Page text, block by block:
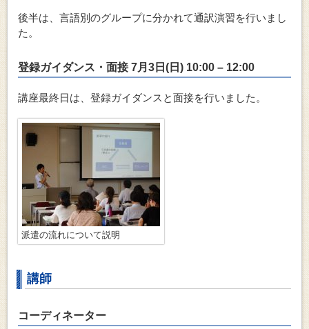
後半は、言語別のグループに分かれて通訳演習を行いまし
た。
登録ガイダンス・面接 7月3日(日) 10:00 – 12:00
講座最終日は、登録ガイダンスと面接を行いました。
派遣の流れについて説明
講師
コーディネーター